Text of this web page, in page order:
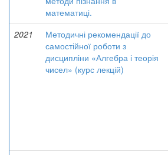
математиці.
2021
Методичні рекомендації до
самостійної роботи з
дисципліни «Алгебра і теорія
чисел» (курс лекцій)